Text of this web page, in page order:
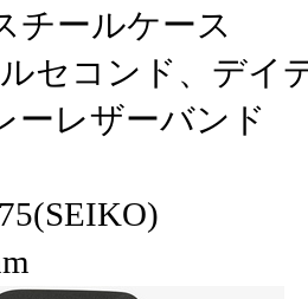
チールケース
セコンド、デイ
ーレザーバンド